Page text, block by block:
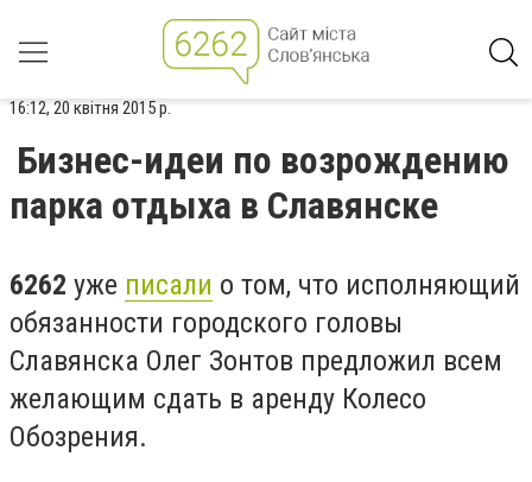
16:12, 20 квітня 2015 р.
Бизнес-идеи по возрождению
парка отдыха в Славянске
6262 уже писали о том, что исполняющий
обязанности городского головы
Славянска Олег Зонтов предложил всем
желающим сдать в аренду Колесо
Обозрения.